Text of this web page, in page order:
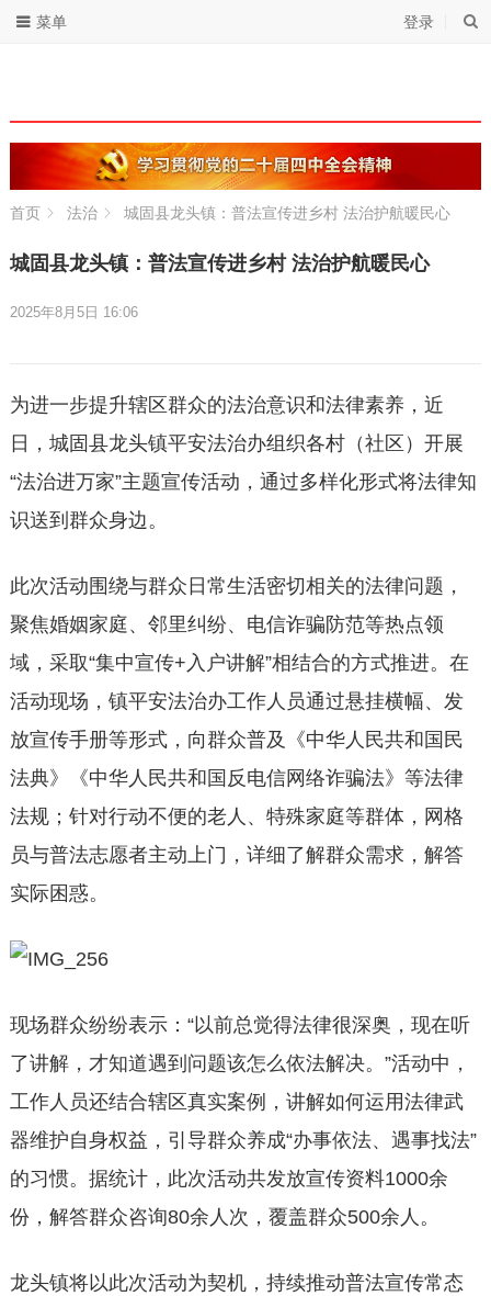
登录
菜单
首页 法治 城固县龙头镇：普法宣传进乡村 法治护航暖民心
城固县龙头镇：普法宣传进乡村 法治护航暖民心
2025年8月5日 16:06
为进一步提升辖区群众的法治意识和法律素养，近
日，城固县龙头镇平安法治办组织各村（社区）开展
“法治进万家”主题宣传活动，通过多样化形式将法律知
识送到群众身边。
此次活动围绕与群众日常生活密切相关的法律问题，
聚焦婚姻家庭、邻里纠纷、电信诈骗防范等热点领
域，采取“集中宣传+入户讲解”相结合的方式推进。在
活动现场，镇平安法治办工作人员通过悬挂横幅、发
放宣传手册等形式，向群众普及《中华人民共和国民
法典》《中华人民共和国反电信网络诈骗法》等法律
法规；针对行动不便的老人、特殊家庭等群体，网格
员与普法志愿者主动上门，详细了解群众需求，解答
实际困惑。
现场群众纷纷表示：“以前总觉得法律很深奥，现在听
了讲解，才知道遇到问题该怎么依法解决。”活动中，
工作人员还结合辖区真实案例，讲解如何运用法律武
器维护自身权益，引导群众养成“办事依法、遇事找法”
的习惯。据统计，此次活动共发放宣传资料1000余
份，解答群众咨询80余人次，覆盖群众500余人。
龙头镇将以此次活动为契机，持续推动普法宣传常态